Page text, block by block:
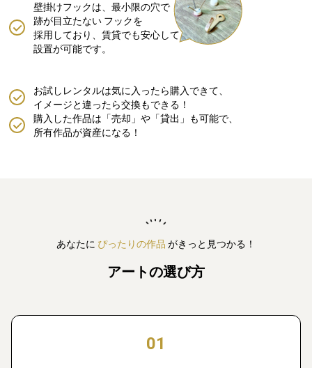
壁掛けフックは、最小限の穴で
跡が目立たない フックを
採用しており、賃貸でも安心して
設置が可能です。
購入した作品は「売却」や「貸出」も可能で、
所有作品が資産になる！
お試しレンタルは気に入ったら購入できて、
イメージと違ったら交換もできる！
あなたに ぴったりの作品 がきっと見つかる！
アートの選び方
01